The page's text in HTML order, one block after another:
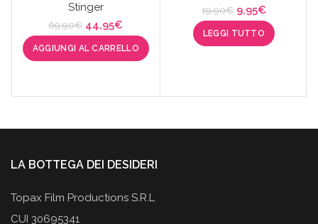
Stinger
69,90€ Il
prezzo
originale
era:
44,95€Il
prezzo
attuale
è:
AGGIUNGI AL CARRELLO
19,90€ Il
prezzo
originale
era:
9,95€Il
prezzo
attuale
è:
LEGGI TUTTO
LA BOTTEGA DEI DESIDERI
Topax Film Productions S.R.L
CUI 30695341